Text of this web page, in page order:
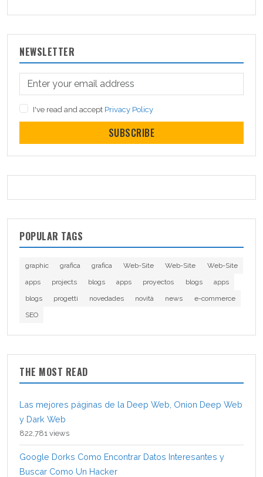
NEWSLETTER
I've read and accept Privacy Policy
SUBSCRIBE
POPULAR TAGS
graphic grafica grafica Web-Site Web-Site
Web-Site
apps
projects blogs apps proyectos blogs
apps
blogs
progetti novedades novità news
e-commerce
SEO
THE MOST READ
Las mejores páginas de la Deep Web, Onion Deep Web
y Dark Web
822,781 views
Google Dorks Como Encontrar Datos Interesantes y
Buscar Como Un Hacker